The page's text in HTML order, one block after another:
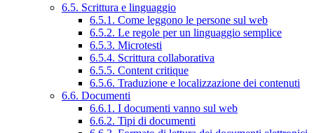
6.5. Scrittura e linguaggio
6.5.1. Come leggono le persone sul web
6.5.2. Le regole per un linguaggio semplice
6.5.3. Microtesti
6.5.4. Scrittura collaborativa
6.5.5. Content critique
6.5.6. Traduzione e localizzazione dei contenuti
6.6. Documenti
6.6.1. I documenti vanno sul web
6.6.2. Tipi di documenti